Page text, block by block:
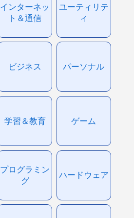
インターネッ
ト＆通信
ユーティリテ
ィ
ビジネス パーソナル
学習＆教育 ゲーム
プログラミン
グ
ハードウェア